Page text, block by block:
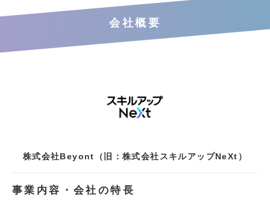
会社概要
株式会社Beyont（旧：株式会社スキルアップNeXt）
事業内容・会社の特長